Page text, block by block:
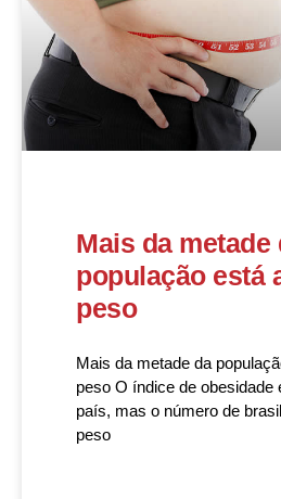
Mais da metade
população está
peso
Mais da metade da
peso O índice de obesidade
país, mas o número de
peso